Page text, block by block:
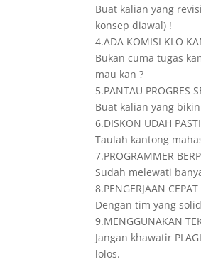
Buat kalian yang
konsep diawal) !
4.ADA KOMISI KLO
Bukan cuma tugas
mau kan ?
5.PANTAU PROGRES
Buat kalian yang
6.DISKON UDAH
Taulah kantong
7.PROGRAMMER
Sudah melewati
8.PENGERJAAN CEPAT
Dengan tim yang
9.MENGGUNAKAN
Jangan khawatir
lolos.